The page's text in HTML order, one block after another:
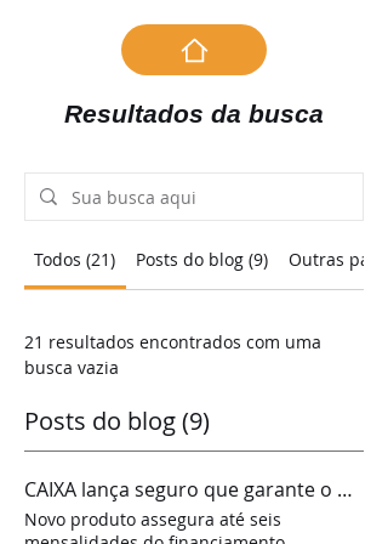
Resultados da busca
Todos (21) Posts do blog (9) Outras
21 resultados encontrados com uma
busca vazia
Posts do blog (9)
CAIXA lança seguro que garante o pagamento da casa própria em caso de perda de emprego
Novo produto assegura até seis